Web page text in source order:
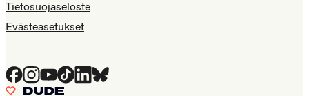
Tietosuojaseloste
Evästeasetukset
Facebook
Instagram
YouTube
TiktokLinkedIn
Bluesky